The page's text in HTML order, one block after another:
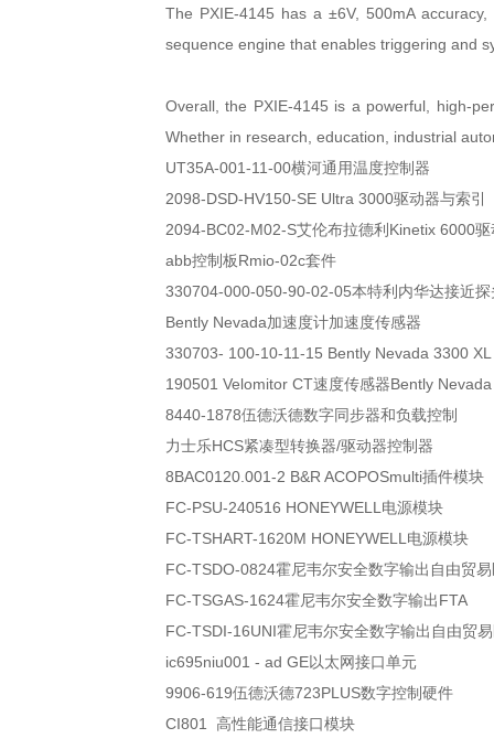
The PXIE-4145 has a ±6V, 500mA
sequence engine that enables triggering and
Overall, the PXIE-4145 is a powerful, high-
Whether in research, education, industrial
UT35A-001-11-00横河通用温度控制器
2098-DSD-HV150-SE Ultra 3000驱动器与索引
2094-BC02-M02-S艾伦布拉德利Kinetix 6000驱
abb控制板Rmio-02c套件
330704-000-050-90-02-05本特利内华达接近探
Bently Nevada加速度计加速度传感器
330703- 100-10-11-15 Bently Nevada 3300
190501 Velomitor CT速度传感器Bently Nevada
8440-1878伍德沃德数字同步器和负载控制
力士乐HCS紧凑型转换器/驱动器控制器
8BAC0120.001-2 B&R ACOPOSmulti插件模块
FC-PSU-240516 HONEYWELL电源模块
FC-TSHART-1620M HONEYWELL电源模块
FC-TSDO-0824霍尼韦尔安全数字输出自由贸
FC-TSGAS-1624霍尼韦尔安全数字输出FTA
FC-TSDI-16UNI霍尼韦尔安全数字输出自由贸
ic695niu001 - ad GE以太网接口单元
9906-619伍德沃德723PLUS数字控制硬件
CI801 高性能通信接口模块